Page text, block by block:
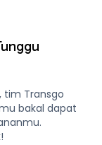
tim Transgo
bakal dapat